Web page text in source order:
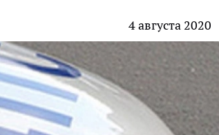
4 августа 2020